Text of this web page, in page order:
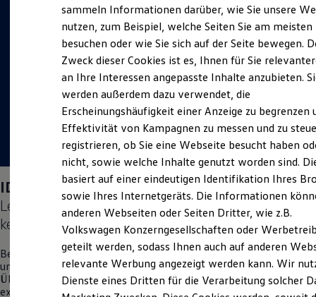
Der ID.4
Der ID.4 GTX
Der ID.5 GTX
Der ID.7 GTX
Der ID.7 Tourer
Der ID.7 GTX Tourer
Der neue ID. Cross
Elektrofahrzeugkonzepte
ID. EVERY1
Reichweite
Reichweite der ID. Modelle
Reichweite im Winter
Rekuperation
Laden unterwegs
Laden Zuhause
Ladestationen finden
Ladezeitensimulator
Batterie
Sicherheit
Garantie und Lebensdauer
ID. Polo
Days am 04.09.2026:
Lernen Sie den neuen vollelektrischen ID. Polo
kennen.
Besuchen Sie uns am 04. September vor Ort in Gelsenkirchen
und erleben Sie einen Tag voller Freude, Spaß und
Überraschungen. Denn wir möchten Ihnen auf diesem
exklusiven Event den neuen vollelektrischen
ID. Polo zum ersten
sammeln Informationen darüber, wie Sie unsere
nutzen, zum Beispiel, welche Seiten Sie am meisten
besuchen oder wie Sie sich auf der Seite bewegen.
Zweck dieser Cookies ist es, Ihnen für Sie
an Ihre Interessen angepasste Inhalte anzubieten.
werden außerdem dazu verwendet, die
Erscheinungshäufigkeit einer Anzeige zu begrenzen
Effektivität von Kampagnen zu messen und zu
registrieren, ob Sie eine Webseite besucht haben
nicht, sowie welche Inhalte genutzt worden sind.
basiert auf einer eindeutigen Identifikation Ihres
sowie Ihres Internetgeräts. Die Informationen
anderen Webseiten oder Seiten Dritter, wie z.B.
Volkswagen Konzerngesellschaften oder
geteilt werden, sodass Ihnen auch auf anderen
relevante Werbung angezeigt werden kann. Wir
Dienste eines Dritten für die Verarbeitung solcher